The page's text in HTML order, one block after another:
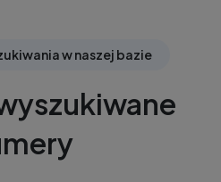
w naszej bazie